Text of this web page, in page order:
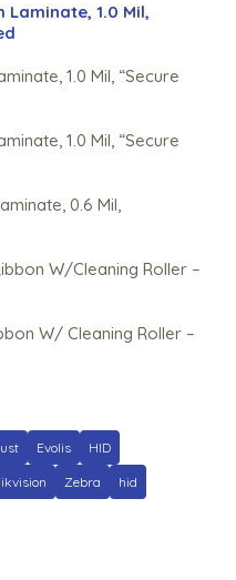
1.0 Mil,
1.0 Mil, “Secure
1.0 Mil, “Secure
0.6 Mil,
W/Cleaning Roller –
W/ Cleaning Roller –
de Limpeza (Na) – 250
Roller – 500
– 100 Prints
Evolis HID
Zebra hid